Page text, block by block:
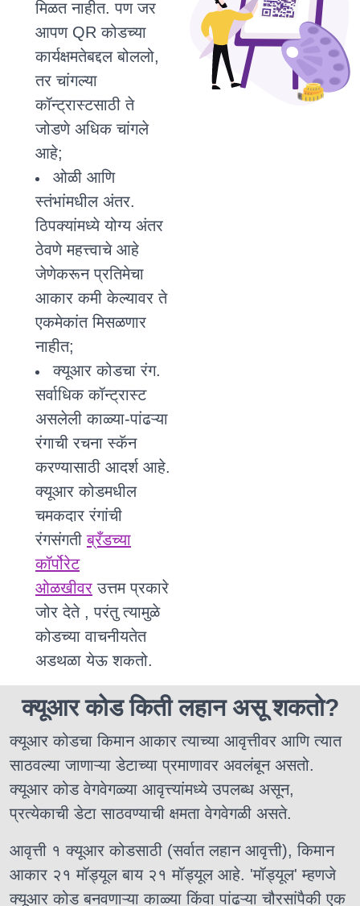
मिळत नाहीत. पण जर
आपण QR कोडच्या
कार्यक्षमतेबद्दल बोललो,
तर चांगल्या
कॉन्ट्रास्टसाठी ते
जोडणे अधिक चांगले
आहे;
ओळी आणि
स्तंभांमधील अंतर.
ठिपक्यांमध्ये योग्य अंतर
ठेवणे महत्त्वाचे आहे
जेणेकरून प्रतिमेचा
आकार कमी केल्यावर ते
एकमेकांत मिसळणार
नाहीत;
क्यूआर कोडचा रंग.
सर्वाधिक कॉन्ट्रास्ट
असलेली काळ्या-पांढऱ्या
रंगाची रचना स्कॅन
करण्यासाठी आदर्श आहे.
क्यूआर कोडमधील
चमकदार रंगांची
रंगसंगतीब्रँडच्या
कॉर्पोरेट
ओळखीवर उत्तम प्रकारे
जोर देते , परंतु त्यामुळे
कोडच्या वाचनीयतेत
अडथळा येऊ शकतो.
क्यूआर कोड किती लहान असू शकतो?
क्यूआर कोडचा किमान आकार त्याच्या आवृत्तीवर आणि त्यात
साठवल्या जाणाऱ्या डेटाच्या प्रमाणावर अवलंबून असतो.
क्यूआर कोड वेगवेगळ्या आवृत्त्यांमध्ये उपलब्ध असून,
प्रत्येकाची डेटा साठवण्याची क्षमता वेगवेगळी असते.
आवृत्ती १ क्यूआर कोडसाठी (सर्वात लहान आवृत्ती), किमान
आकार २१ मॉड्यूल बाय २१ मॉड्यूल आहे. 'मॉड्यूल' म्हणजे
क्यूआर कोड बनवणाऱ्या काळ्या किंवा पांढऱ्या चौरसांपैकी एक